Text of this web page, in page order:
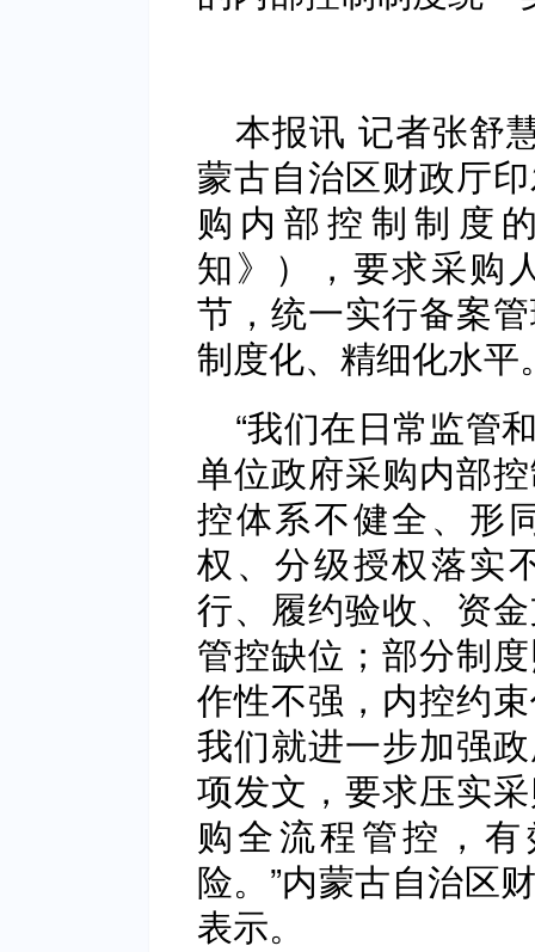
本报讯 记者张舒
蒙古自治区财政厅
购内部控制制度
知》），要求采购
节，统一实行备案
制度化、精细化水平
“我们在日常监管
单位政府采购内部
控体系不健全、形
权、分级授权落实
行、履约验收、资
管控缺位；部分制
作性不强，内控约
我们就进一步加强
项发文，要求压实
购全流程管控，
险。”内蒙古自治区
表示。